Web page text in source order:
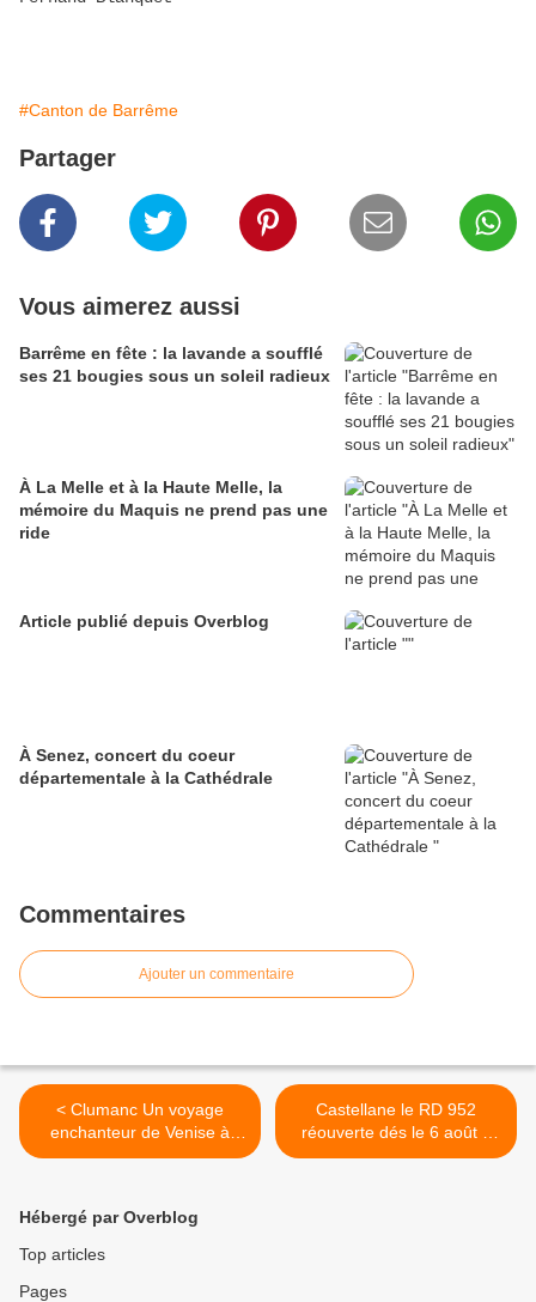
#Canton de Barrême
Partager
Vous aimerez aussi
Barrême en fête : la lavande a soufflé
ses 21 bougies sous un soleil radieux
À La Melle et à la Haute Melle, la
mémoire du Maquis ne prend pas une
ride
Article publié depuis Overblog
À Senez, concert du coeur
départementale à la Cathédrale
Commentaires
Ajouter un commentaire
< Clumanc Un voyage
enchanteur de Venise à
l'Orient....
Castellane le RD 952
réouverte dés le 6 août à
partir de 20 h >
Hébergé par Overblog
Top articles
Pages